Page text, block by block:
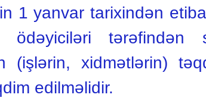
1 yanvar tarixindən
tərəfindən
(işlərin, xidmətlərin)
edilməlidir.